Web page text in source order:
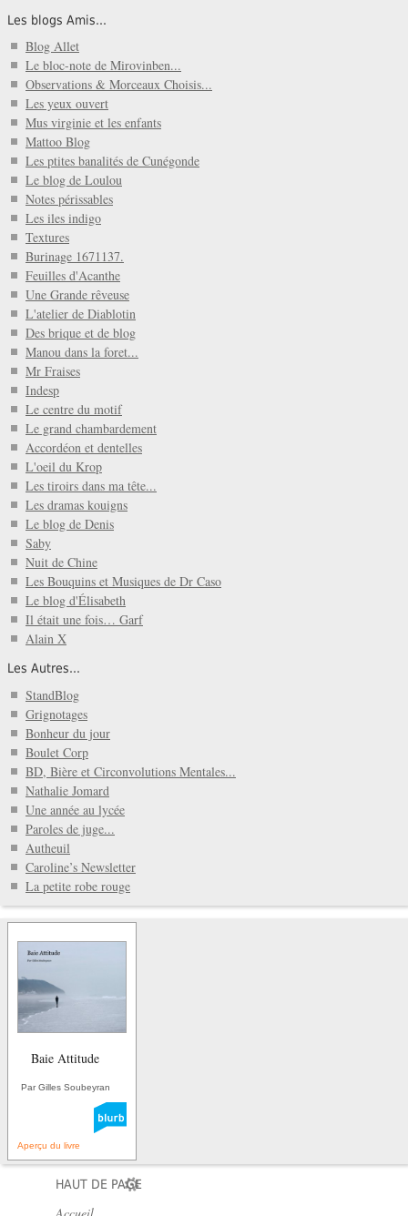
Les blogs Amis...
Blog Allet
Le bloc-note de Mirovinben...
Observations & Morceaux Choisis...
Les yeux ouvert
Mus virginie et les enfants
Mattoo Blog
Les ptites banalités de Cunégonde
Le blog de Loulou
Notes périssables
Les iles indigo
Textures
Burinage 1671137.
Feuilles d'Acanthe
Une Grande rêveuse
L'atelier de Diablotin
Des brique et de blog
Manou dans la foret...
Mr Fraises
Indesp
Le centre du motif
Le grand chambardement
Accordéon et dentelles
L'oeil du Krop
Les tiroirs dans ma tête...
Les dramas kouigns
Le blog de Denis
Saby
Nuit de Chine
Les Bouquins et Musiques de Dr Caso
Le blog d'Élisabeth
Il était une fois… Garf
Alain X
Les Autres...
StandBlog
Grignotages
Bonheur du jour
Boulet Corp
BD, Bière et Circonvolutions Mentales...
Nathalie Jomard
Une année au lycée
Paroles de juge...
Autheuil
Caroline’s Newsletter
La petite robe rouge
Baie Attitude
Par Gilles Soubeyran
Aperçu du livre
HAUT DE PAGE
Accueil